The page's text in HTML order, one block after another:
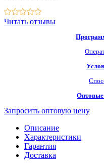
Читать отзывы
Оптовые
Запросить оптовую цену
Описание
Характеристики
Гарантия
Доставка